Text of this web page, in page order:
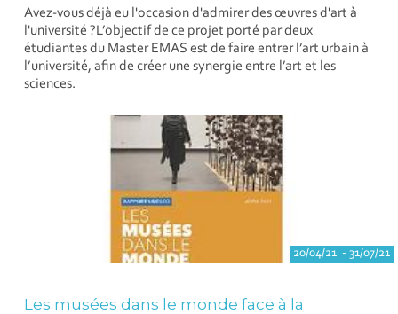
Avez-vous déjà eu l'occasion d'admirer des œuvres d'art à
l'université ?L’objectif de ce projet porté par deux
étudiantes du Master EMAS est de faire entrer l’art urbain à
l’université, afin de créer une synergie entre l’art et les
sciences.
20/04/21 - 31/07/21
Les musées dans le monde face à la